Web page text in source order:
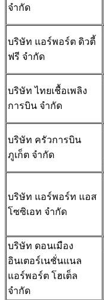
จำกัด
บริษัท แอร์พอร์ต ดิวตี้
ฟรี จำกัด
บริษัท ไทยเชื้อเพลิง
การบิน จำกัด
บริษัท ครัวการบิน
ภูเก็ต จำกัด
บริษัท แอร์พอร์ท แอส
โซซิเอท จำกัด
บริษัท ดอนเมือง
อินเตอร์เนชั่นแนล
แอร์พอร์ต โฮเต็ล
จำกัด